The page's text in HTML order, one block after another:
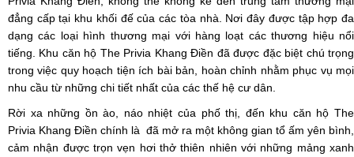
đẳng cấp tại khu khối đế của các tòa nhà. Nơi đây được tập hợp đa
dạng các loại hình thương mại với hàng loạt các thương hiệu nổi
tiếng. Khu căn hộ The Privia Khang Điền đã được đặc biệt chú trọng
trong việc quy hoạch tiện ích bài bản, hoàn chỉnh nhằm phục vụ mọi
nhu cầu từ những chi tiết nhất của các thế hệ cư dân.
Rời xa những ồn ào, náo nhiệt của phố thị, đến khu căn hộ The
Privia Khang Điền chính là đã mở ra một không gian tổ ấm yên bình,
cảm nhận được trọn vẹn hơi thở thiên nhiên với những mảng xanh